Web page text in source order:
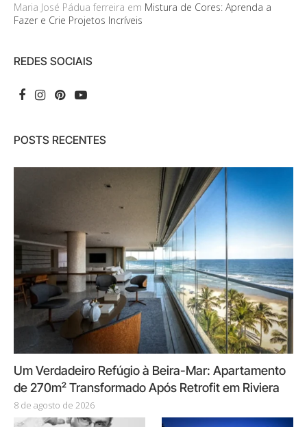
Maria José Pádua ferreira em Mistura de Cores: Aprenda a
Fazer e Crie Projetos Incríveis
REDES SOCIAIS
POSTS RECENTES
Um Verdadeiro Refúgio à Beira-Mar: Apartamento
de 270m² Transformado Após Retrofit em Riviera
8 de agosto de 2026